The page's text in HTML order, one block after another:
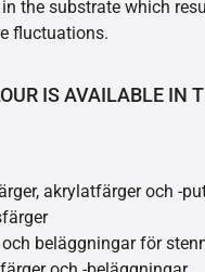
the substrate which
fluctuations.
IS AVAILABLE IN
akrylatfärger och -
och beläggningar för